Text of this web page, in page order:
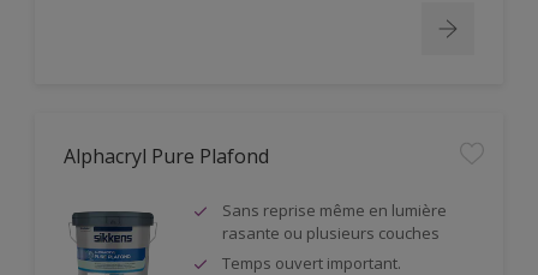
Alphacryl Pure Plafond
Sans reprise même en lumière
rasante ou plusieurs couches
Temps ouvert important.